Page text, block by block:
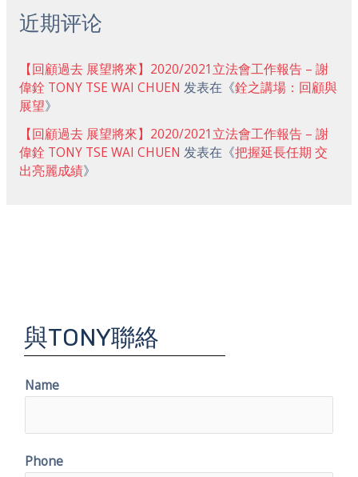
近期评论
【回顧過去 展望將來】2020/2021立法會工作報告 – 謝
偉銓 TONY TSE WAI CHUEN 发表在《銓之講場：回顧與
展望》
【回顧過去 展望將來】2020/2021立法會工作報告 – 謝
偉銓 TONY TSE WAI CHUEN 发表在《把握延長任期 交
出亮麗成績》
與TONY聯絡
Name
Phone